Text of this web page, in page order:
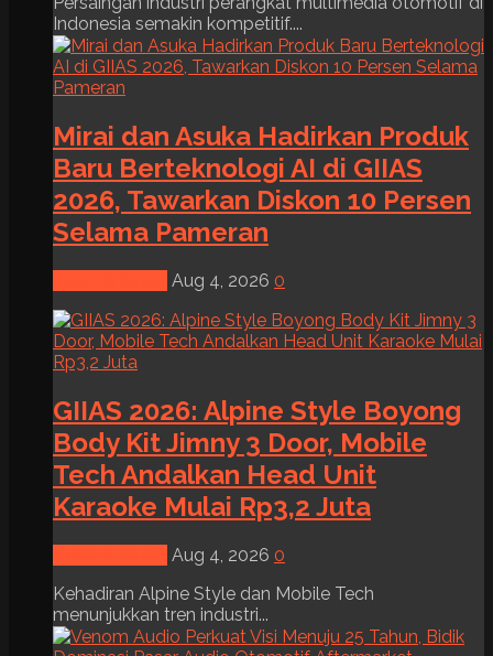
Indonesia semakin kompetitif....
Mirai dan Asuka Hadirkan Produk
Baru Berteknologi AI di GIIAS
2026, Tawarkan Diskon 10 Persen
Selama Pameran
Aug 4, 2026 0
GIIAS 2026: Alpine Style Boyong
Body Kit Jimny 3 Door, Mobile
Tech Andalkan Head Unit
Karaoke Mulai Rp3,2 Juta
Aug 4, 2026 0
Kehadiran Alpine Style dan Mobile Tech
menunjukkan tren industri...